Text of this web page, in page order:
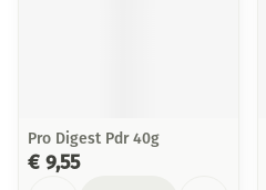
Pro Digest Pdr 40g
€ 9,55